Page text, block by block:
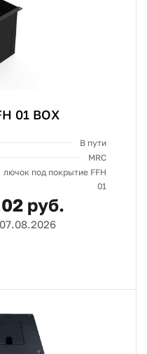
01 BOX
В пути
MRC
лючок под покрытие FFH
01
руб.